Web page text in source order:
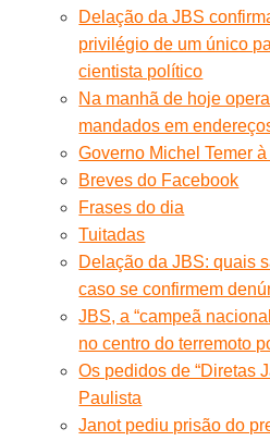
Delação da JBS
privilégio de um único
cientista político
Na manhã de hoje
mandados em
Governo Michel Temer
Breves do Facebook
Frases do dia
Tuitadas
Delação da JBS: quais
caso se confirmem
JBS, a “campeã
no centro do terremoto
Os pedidos de “Diretas
Paulista
Janot pediu prisão do